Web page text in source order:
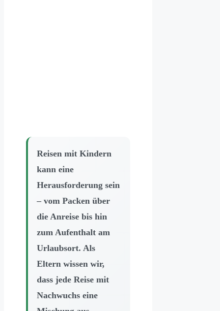
Reisen mit Kindern
kann eine
Herausforderung sein
– vom Packen über
die Anreise bis hin
zum Aufenthalt am
Urlaubsort. Als
Eltern wissen wir,
dass jede Reise mit
Nachwuchs eine